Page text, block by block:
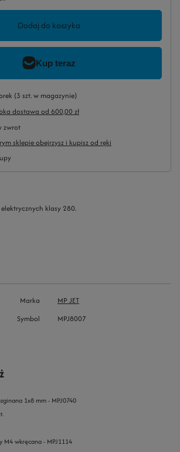
Dodaj do koszyka
(3 szt. w magazynie)
dostawa od 600,00 zł
zwrot
sklepie obejrzysz i kupisz od ręki
klasy 280.
Marka
MP JET
Symbol
MPJ8007
1x8 mm - MPJ0740
M4 wkręcana - MPJ1114